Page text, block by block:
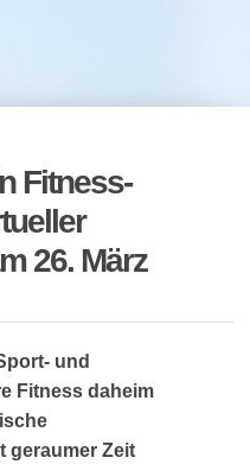
Fitness-
26. März
und
Fitness daheim
geraumer Zeit